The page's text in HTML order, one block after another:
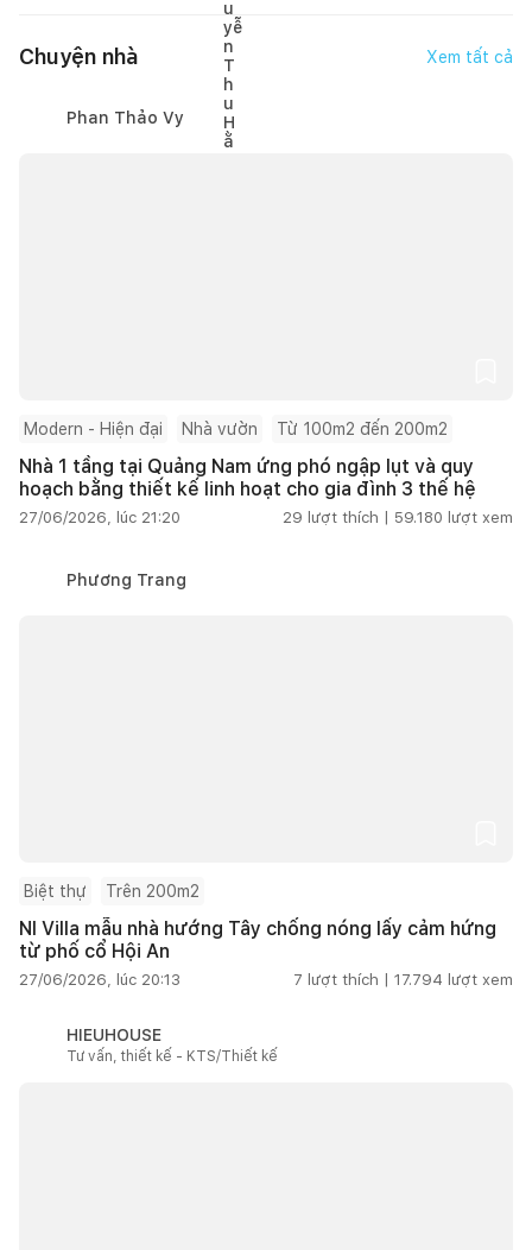
Chuyện nhà Xem tất cả
Phan Thảo Vy
Modern - Hiện đại Nhà vườn Từ 100m2 đến 200m2
Nhà 1 tầng tại Quảng Nam ứng phó ngập lụt và quy
hoạch bằng thiết kế linh hoạt cho gia đình 3 thế hệ
27/06/2026, lúc 21:20 29 lượt thích | 59.180 lượt xem
Phương Trang
Biệt thự Trên 200m2
NI Villa mẫu nhà hướng Tây chống nóng lấy cảm hứng
từ phố cổ Hội An
27/06/2026, lúc 20:13 7 lượt thích | 17.794 lượt xem
HIEUHOUSE
Tư vấn, thiết kế - KTS/Thiết kế